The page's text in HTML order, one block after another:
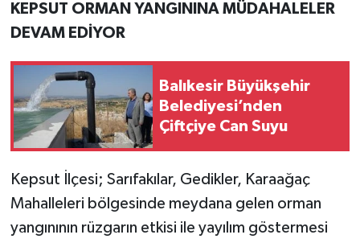
KEPSUT ORMAN YANGININA MÜDAHALELER
DEVAM EDİYOR
Balıkesir Büyükşehir
Belediyesi’nden
Çiftçiye Can Suyu
Kepsut İlçesi; Sarıfakılar, Gedikler, Karaağaç
Mahalleleri bölgesinde meydana gelen orman
yangınının rüzgarın etkisi ile yayılım göstermesi